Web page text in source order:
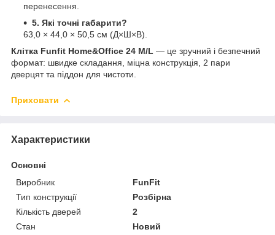
перенесення.
5. Які точні габарити?
63,0 × 44,0 × 50,5 см (Д×Ш×В).
Клітка Funfit Home&Office 24 M/L — це зручний і безпечний
формат: швидке складання, міцна конструкція, 2 пари
дверцят та піддон для чистоти.
Приховати
Характеристики
Основні
Виробник
FunFit
Тип конструкції
Розбірна
Кількість дверей
2
Стан
Новий